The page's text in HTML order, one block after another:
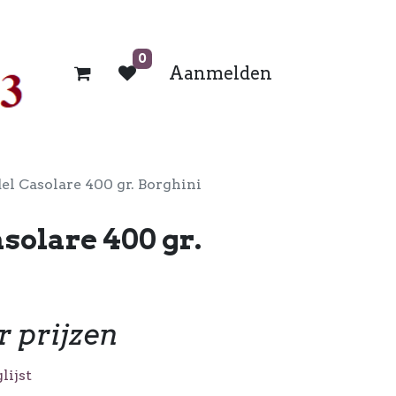
0
Aanmelden
Casolare 400 gr. Borghini
400 gr.
prijzen